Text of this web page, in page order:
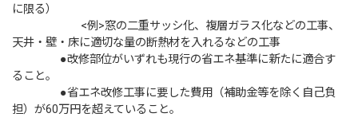
に限る）
<例>窓の二重サッシ化、複層ガラス化などの工事、
天井・壁・床に適切な量の断熱材を入れるなどの工事
●改修部位がいずれも現行の省エネ基準に新たに適合す
ること。
●省エネ改修工事に要した費用（補助金等を除く自己負
担）が60万円を超えていること。